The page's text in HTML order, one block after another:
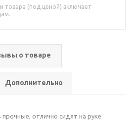
товара (под ценой) включает
о товаре
Дополнительно
прочные, отлично сидят на руке